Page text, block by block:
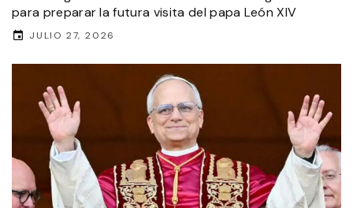
para preparar la futura visita del papa León XIV
JULIO 27, 2026